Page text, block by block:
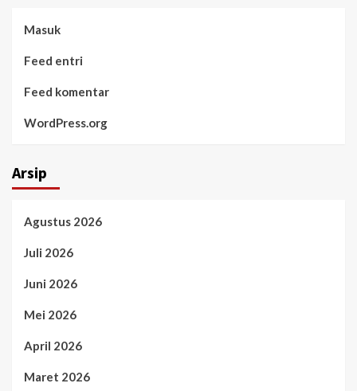
Masuk
Feed entri
Feed komentar
WordPress.org
Arsip
Agustus 2026
Juli 2026
Juni 2026
Mei 2026
April 2026
Maret 2026